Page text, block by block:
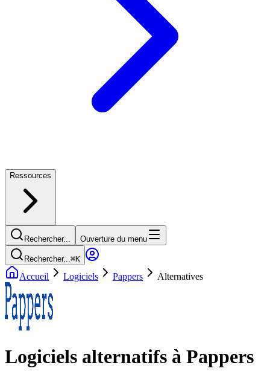
Ressources
Rechercher... Ouverture du menu
Rechercher...⌘K
Accueil Logiciels Pappers Alternatives
Logiciels alternatifs à Pappers